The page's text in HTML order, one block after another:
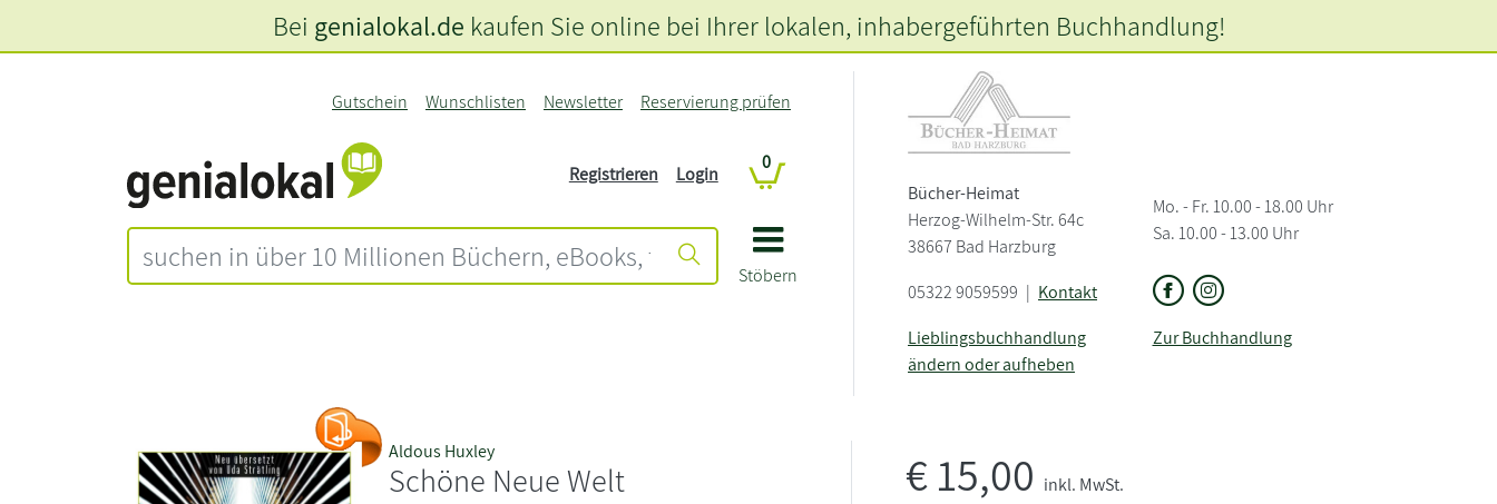
Stöbern
Gutschein Wunschlisten Newsletter Reservierung prüfen
Registrieren Login
0
Bücher-Heimat
Herzog-Wilhelm-Str. 64c
38667 Bad Harzburg
Mo. - Fr. 10.00 - 18.00 Uhr
Sa. 10.00 - 13.00 Uhr
05322 9059599 | Kontakt
Lieblingsbuchhandlung
ändern oder aufheben
Zur Buchhandlung
Bei genialokal.de kaufen Sie online bei Ihrer lokalen, inhabergeführten Buchhandlung!
Aldous Huxley
Schöne Neue Welt €15,00 inkl. MwSt.